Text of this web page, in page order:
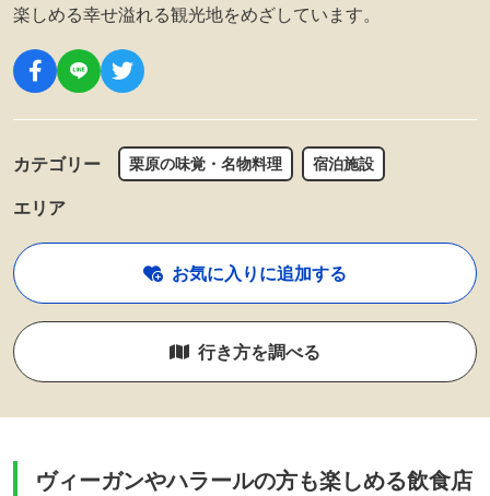
楽しめる幸せ溢れる観光地をめざしています。
カテゴリー 栗原の味覚・名物料理 宿泊施設
エリア
お気に入りに追加する
行き方を調べる
ヴィーガンやハラールの方も楽しめる飲食店